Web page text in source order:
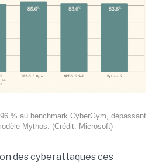
% au benchmark CyberGym, dépassant
Mythos. (Crédit: Microsoft)
des cyberattaques ces